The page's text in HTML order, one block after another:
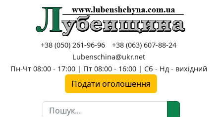
+38 (050) 261-96-96
+38 (063) 607-88-24
Lubenschina@ukr.net
Пн-Чт 08:00 - 17:00 | Пт 08:00 - 16:00 | Сб - Нд - вихідний
Подати оголошення
Пошук